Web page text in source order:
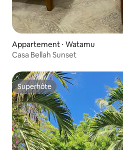
Appartement ⋅ Watamu
Casa Bellah Sunset
Superhôte
Superhôte